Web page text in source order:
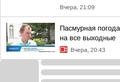
Вчера, 21:09
Пасмурная
на все выходные
Вчера, 20:43